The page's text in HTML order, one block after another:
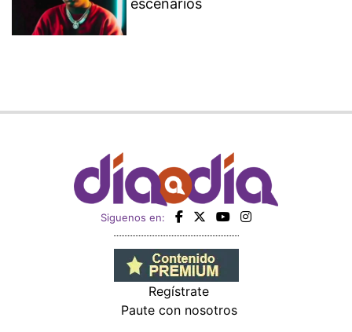
Siguenos en:
Regístrate
Paute con nosotros